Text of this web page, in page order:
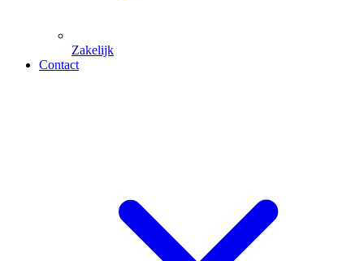
Zakelijk
Contact